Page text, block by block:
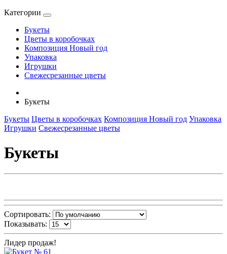
Категории
Букеты
Цветы в коробочках
Композиция Новый год
Упаковка
Игрушки
Свежесрезанные цветы
Букеты
Букеты Цветы в коробочках Композиция Новый год Упаковка
Игрушки Свежесрезанные цветы
Букеты
Сортировать:
Показывать:
Лидер продаж!